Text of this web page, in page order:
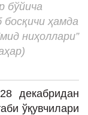
бўйича
ҳамда
ниҳоллари”
декабридан
ўқувчилари